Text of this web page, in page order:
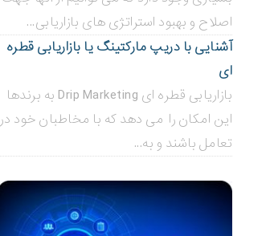
اصلاح و بهبود استراتژی های بازاریابی...
آشنایی با دریپ مارکتینگ یا بازاریابی قطره
ای
بازاریابی قطره ای Drip Marketing به برندها
این امکان را می دهد که با مخاطبان خود در
تعامل باشند و به...